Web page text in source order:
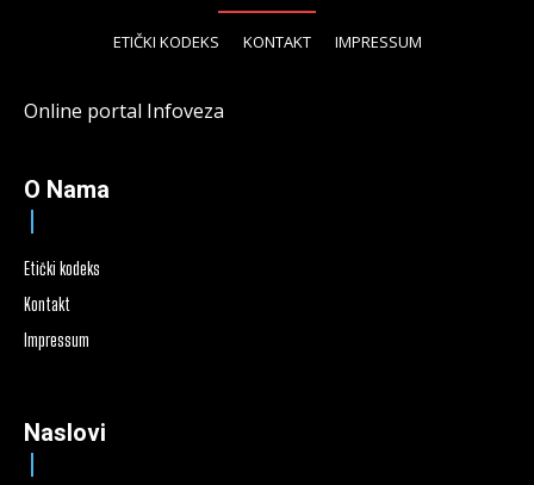
ETIČKI KODEKS KONTAKT IMPRESSUM
Online portal Infoveza
O Nama
Etički kodeks
Kontakt
Impressum
Naslovi